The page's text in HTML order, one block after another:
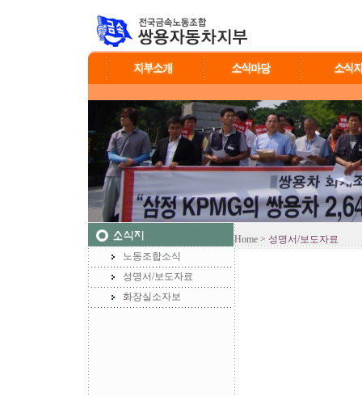
노동조합소식
성명서/보도자료
화장실소자보
Home > 성명서/보도자료